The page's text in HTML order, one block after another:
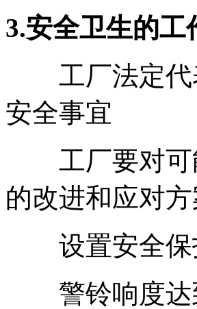
3.安全卫生的工
工厂法定代
安全事宜
工厂要对可
的改进和应对
设置安全保
警铃响度达